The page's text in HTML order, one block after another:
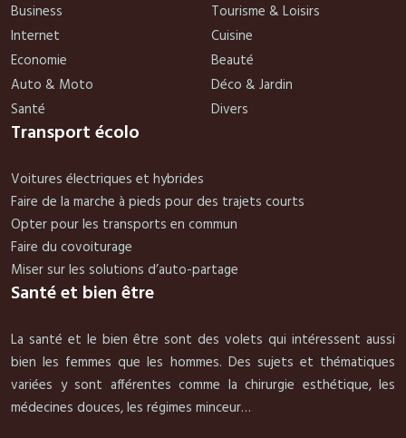
Business
Internet
Economie
Auto & Moto
Santé
Tourisme & Loisirs
Cuisine
Beauté
Déco & Jardin
Divers
Transport écolo
Voitures électriques et hybrides
Faire de la marche à pieds pour des trajets courts
Opter pour les transports en commun
Faire du covoiturage
Miser sur les solutions d’auto-partage
Santé et bien être
La santé et le bien être sont des volets qui intéressent aussi
bien les femmes que les hommes. Des sujets et thématiques
variées y sont afférentes comme la chirurgie esthétique, les
médecines douces, les régimes minceur…